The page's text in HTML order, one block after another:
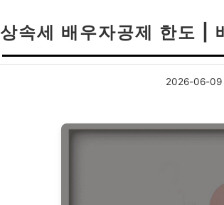
상속세 배우자공제 한도 |
2026-06-09